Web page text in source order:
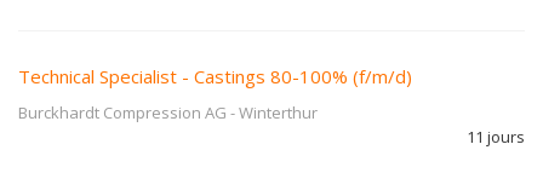
Technical Specialist - Castings 80-100% (f/m/d)
Burckhardt Compression AG -Winterthur
11 jours